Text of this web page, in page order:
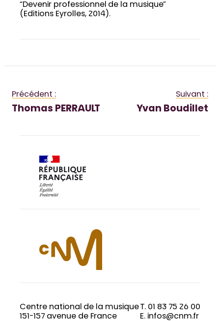
“Devenir professionnel de la musique”
(Editions Eyrolles, 2014).
Précédent :
Thomas PERRAULT
Suivant :
Yvan Boudillet
Centre national de la musique
151-157 avenue de France
T. 01 83 75 26 00
E. infos@cnm.fr